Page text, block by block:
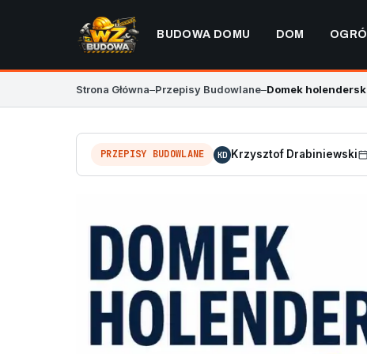
BUDOWA DOMU DOM
Strona Główna–Przepisy Budowlane–Domek
PRZEPISY BUDOWLANE KD Krzysztof Drabiniewski